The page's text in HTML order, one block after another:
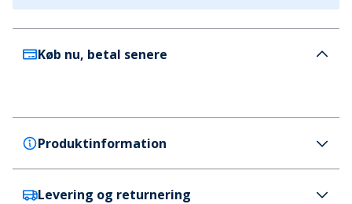
Køb nu, betal senere
Produktinformation
Brave Soul
Levering og returnering